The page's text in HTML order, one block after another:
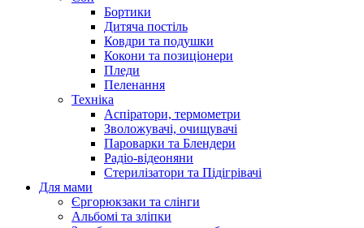
Бортики
Дитяча постіль
Ковдри та подушки
Кокони та позиціонери
Пледи
Пеленання
Техніка
Аспіратори, термометри
Зволожувачі, очищувачі
Пароварки та Блендери
Радіо-відеоняни
Стерилізатори та Підігрівачі
Для мами
Єргорюкзаки та слінги
Альбомі та зліпки